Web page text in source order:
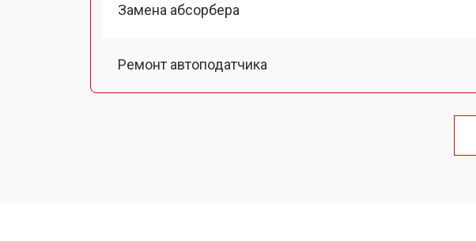
Замена абсорбера
Ремонт автоподатчика